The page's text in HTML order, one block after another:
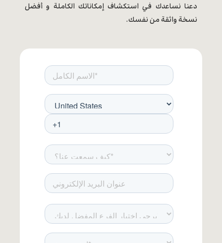
دعنا نساعدك في استكشاف إمكاناتك الكاملة و أفضل
نسخة واثقة من نفسك.